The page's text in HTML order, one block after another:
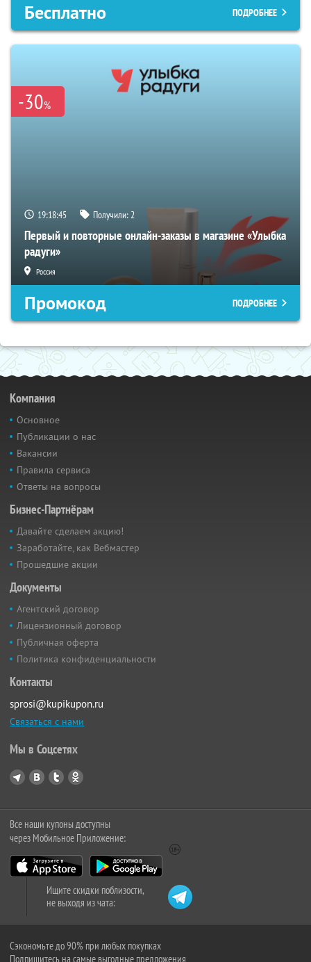
Бесплатно ПОДРОБНЕЕ
-30%
19:18:44 Получили:2
Первый и повторные онлайн-заказы в магазине «Улыбка
радуги»
Россия
Промокод ПОДРОБНЕЕ
Компания
Основное
Публикации о нас
Вакансии
Правила сервиса
Ответы на вопросы
Бизнес-Партнёрам
Давайте сделаем акцию!
Заработайте, как Вебмастер
Прошедшие акции
Документы
Агентский договор
Лицензионный договор
Публичная оферта
Политика конфиденциальности
Контакты
sprosi@kupikupon.ru
Связаться с нами
Мы в Соцсетях
Все наши купоны доступны
через Мобильное Приложение:
Ищите скидки поблизости,
не выходя из чата:
Сэкономьте до 90% при любых покупках
Подпишитесь на самые выгодные предложения